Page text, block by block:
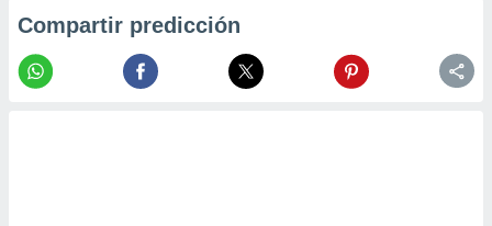
Compartir predicción